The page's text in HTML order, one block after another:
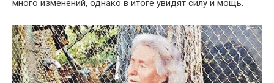
много изменений, однако в итоге увидят силу и мощь.